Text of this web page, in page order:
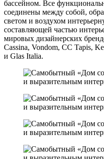
бассейном. Все
соединены между собой,
светом и воздухом
составляющей частью
мировых дизайнерских
Cassina, Vondom, CC Tapis,
и Glas Italia.